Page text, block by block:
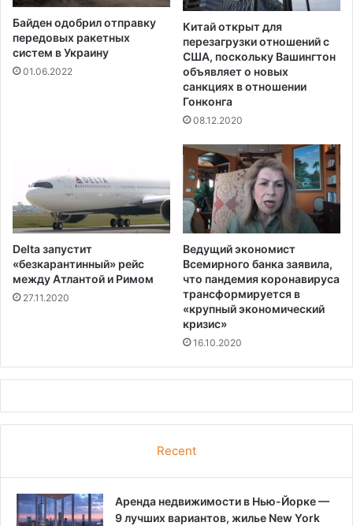
р
о
и
з
в
с
п
о
м
о
к
-
в
о
Байден одобрил отправку
передовых ракетных
систем в Украину
01.06.2022
Китай открыт для
перезагрузки отношений с
США, поскольку Вашингтон
объявляет о новых
санкциях в отношении
Гонконга
08.12.2020
Delta запустит
«безкарантинный» рейс
между Атлантой и Римом
27.11.2020
Ведущий экономист
Всемирного банка заявила,
что пандемия коронавируса
трансформируется в
«крупный экономический
кризис»
16.10.2020
Recent
Аренда недвижимости в Нью-Йорке —
9 лучших вариантов, жилье New York